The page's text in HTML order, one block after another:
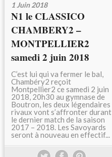
1 Juin 2018
N1 le CLASSICO
CHAMBERY2 –
MONTPELLIER2
samedi 2 juin 2018
C’est lui qui va fermer le bal,
Chambéry2 reçoit
Montpellier2 ce samedi 2 juin
2018, 20h30 au gymnase de
Boutron, les deux légendaires
rivaux vont s’affronter durant
le dernier match de la saison
2017 – 2018. Les Savoyards
seront à nouveau en effectif...